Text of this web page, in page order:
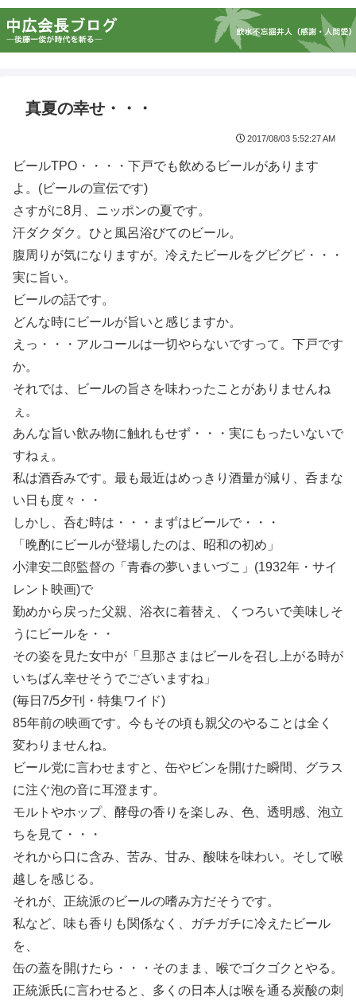
真夏の幸せ・・・
2017/08/03 5:52:27 AM
ビールTPO・・・・下戸でも飲めるビールがあります
よ。(ビールの宣伝です)
さすがに8月、ニッポンの夏です。
汗ダクダク。ひと風呂浴びてのビール。
腹周りが気になりますが。冷えたビールをグビグビ・・・
実に旨い。
ビールの話です。
どんな時にビールが旨いと感じますか。
えっ・・・アルコールは一切やらないですって。下戸です
か。
それでは、ビールの旨さを味わったことがありませんね
ぇ。
あんな旨い飲み物に触れもせず・・・実にもったいないで
すねぇ。
私は酒呑みです。最も最近はめっきり酒量が減り、呑まな
い日も度々・・
しかし、呑む時は・・・まずはビールで・・・
「晩酌にビールが登場したのは、昭和の初め」
小津安二郎監督の「青春の夢いまいづこ」(1932年・サイ
レント映画)で
勤めから戻った父親、浴衣に着替え、くつろいで美味しそ
うにビールを・・
その姿を見た女中が「旦那さまはビールを召し上がる時が
いちばん幸せそうでございますね」
(毎日7/5夕刊・特集ワイド)
85年前の映画です。今もその頃も親父のやることは全く
変わりませんね。
ビール党に言わせますと、缶やビンを開けた瞬間、グラス
に注ぐ泡の音に耳澄ます。
モルトやホップ、酵母の香りを楽しみ、色、透明感、泡立
ちを見て・・・
それから口に含み、苦み、甘み、酸味を味わい。そして喉
越しを感じる。
それが、正統派のビールの嗜み方だそうです。
私など、味も香りも関係なく、ガチガチに冷えたビール
を、
缶の蓋を開けたら・・・そのまま、喉でゴクゴクとやる。
正統派氏に言わせると、多くの日本人は喉を通る炭酸の刺